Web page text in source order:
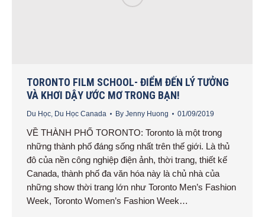
TORONTO FILM SCHOOL- ĐIỂM ĐẾN LÝ TƯỞNG
VÀ KHƠI DẬY ƯỚC MƠ TRONG BẠN!
Du Học, Du Học Canada By Jenny Huong 01/09/2019
VỀ THÀNH PHỐ TORONTO: Toronto là một trong
những thành phố đáng sống nhất trên thế giới. Là thủ
đô của nền công nghiệp điện ảnh, thời trang, thiết kế
Canada, thành phố đa văn hóa này là chủ nhà của
những show thời trang lớn như Toronto Men’s Fashion
Week, Toronto Women’s Fashion Week…